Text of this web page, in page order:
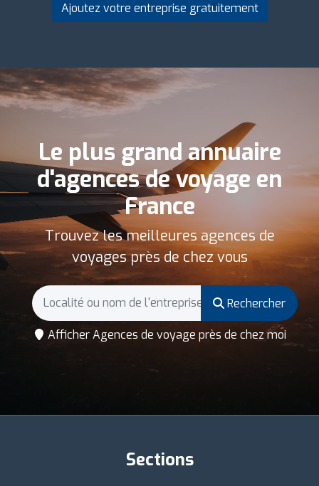
Ajoutez votre entreprise gratuitement
Le plus grand annuaire
d'agences de voyage en
France
Trouvez les meilleures agences de
voyages près de chez vous
Rechercher
Afficher Agences de voyage près de chez moi
Sections